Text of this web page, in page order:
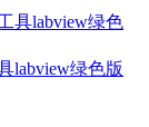
labview绿色版